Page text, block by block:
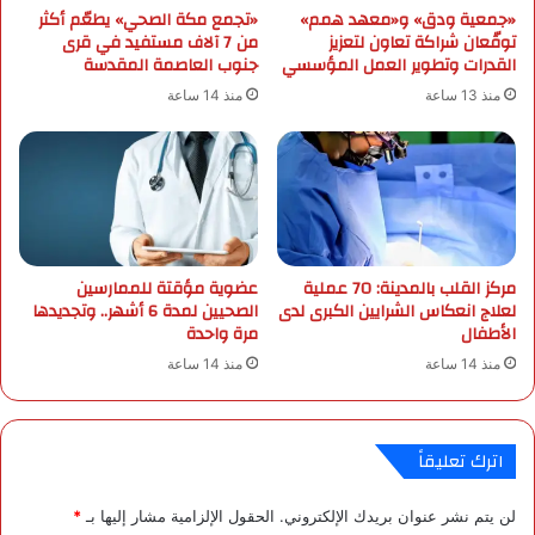
ة
م
ا
ل
ج
ل
ا
ا
ن
ي
ة
م
ج
و
ت
«جمعية ودق» و«معهد همم»
توقّعان شراكة تعاون لتعزيز
القدرات وتطوير العمل المؤسسي
منذ 13 ساعة
«تجمع مكة الصحي» يطعّم أكثر
من 7 آلاف مستفيد في قرى
جنوب العاصمة المقدسة
منذ 14 ساعة
مركز القلب بالمدينة: 70 عملية
لعلاج انعكاس الشرايين الكبرى لدى
الأطفال
منذ 14 ساعة
عضوية مؤقتة للممارسين
الصحيين لمدة 6 أشهر.. وتجديدها
مرة واحدة
منذ 14 ساعة
اترك تعليقاً
لن يتم نشر عنوان بريدك الإلكتروني. الحقول الإلزامية مشار إليها بـ *